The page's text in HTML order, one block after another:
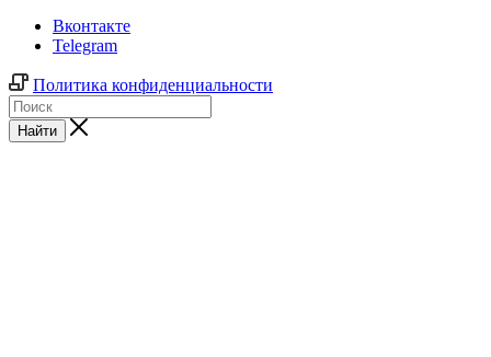
Вконтакте
Telegram
Политика конфиденциальности
Найти